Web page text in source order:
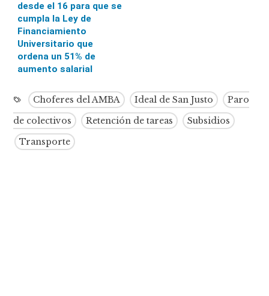
desde el 16 para que se
cumpla la Ley de
Financiamiento
Universitario que
ordena un 51% de
aumento salarial
Choferes del AMBA Ideal de San Justo
Paro
de colectivos
Retención de tareas
Subsidios
Transporte